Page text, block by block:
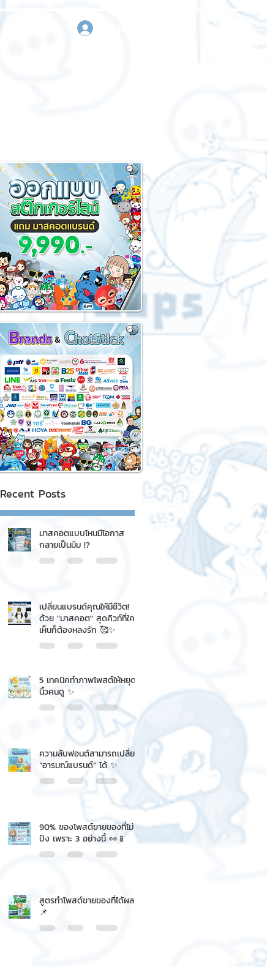
Recent Posts
มาสคอตแบบไหนมีโอกาส
กลายเป็นมีม !?
เปลี่ยนแบรนด์คุณให้มีชีวิต!
ด้วย "มาสคอต" สุดคิวท์ที่ใคร
เห็นก็ต้องหลงรัก 🥰✨
5 เทคนิคทำภาพโพสต์ให้หยุด
นิ้วคนดู ✨
ความลับฟอนต์สามารถเปลี่ยน
“อารมณ์แบรนด์” ได้ ✨
90% ของโพสต์ขายของที่ไม่
ปัง เพราะ 3 อย่างนี้ 👀📱
สูตรทำโพสต์ขายของที่ได้ผล
📌